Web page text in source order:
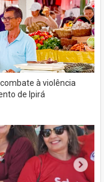
à violência
de Ipirá